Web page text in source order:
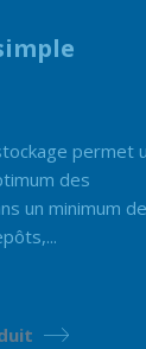
permet
des
un minimum de